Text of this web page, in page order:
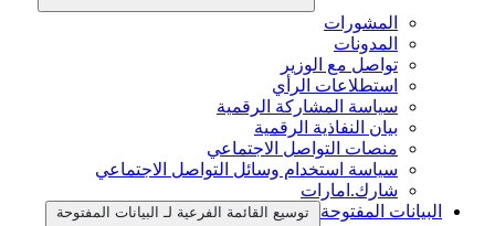
المشورات
المدونات
تواصل مع الوزير
استطلاعات الرأي
سياسة المشاركة الرقمية
بيان النفاذية الرقمية
منصات التواصل الاجتماعي
سياسة استخدام وسائل التواصل الاجتماعي
شارك.امارات
البيانات المفتوحة
توسيع القائمة الفرعية لـ البيانات المفتوحة